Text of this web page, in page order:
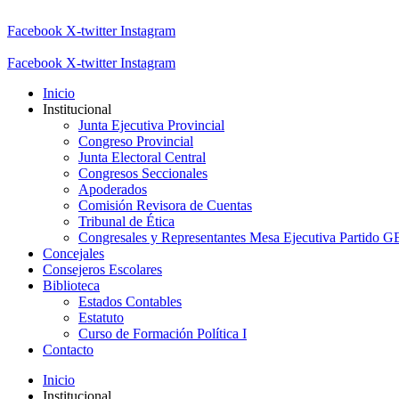
Facebook X-twitter Instagram
Facebook X-twitter Instagram
Inicio
Institucional
Junta Ejecutiva Provincial
Congreso Provincial
Junta Electoral Central
Congresos Seccionales
Apoderados
Comisión Revisora de Cuentas
Tribunal de Ética
Congresales y Representantes Mesa Ejecutiva Partido
Concejales
Consejeros Escolares
Biblioteca
Estados Contables
Estatuto
Curso de Formación Política I
Contacto
Inicio
Institucional